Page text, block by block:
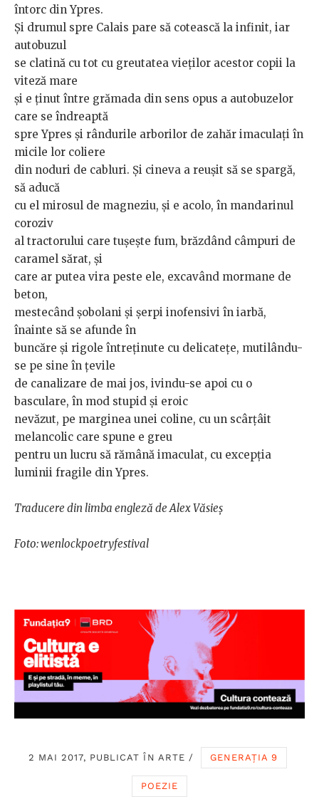
întorc din Ypres.
Și drumul spre Calais pare să cotească la infinit, iar
autobuzul
se clatină cu tot cu greutatea vieților acestor copii la
viteză mare
și e ținut între grămada din sens opus a autobuzelor
care se îndreaptă
spre Ypres și rândurile arborilor de zahăr imaculați în
micile lor coliere
din noduri de cabluri. Și cineva a reușit să se spargă,
să aducă
cu el mirosul de magneziu, și e acolo, în mandarinul
coroziv
al tractorului care tușește fum, brăzdând câmpuri de
caramel sărat, și
care ar putea vira peste ele, excavând mormane de
beton,
mestecând șobolani și șerpi inofensivi în iarbă,
înainte să se afunde în
buncăre și rigole întreținute cu delicatețe, mutilându-
se pe sine în țevile
de canalizare de mai jos, ivindu-se apoi cu o
basculare, în mod stupid și eroic
nevăzut, pe marginea unei coline, cu un scârțâit
melancolic care spune e greu
pentru un lucru să rămână imaculat, cu excepția
luminii fragile din Ypres.
Traducere din limba engleză de Alex Văsieș
Foto: wenlockpoetryfestival
2 MAI 2017, PUBLICAT ÎN ARTE / GENERAȚIA 9
POEZIE